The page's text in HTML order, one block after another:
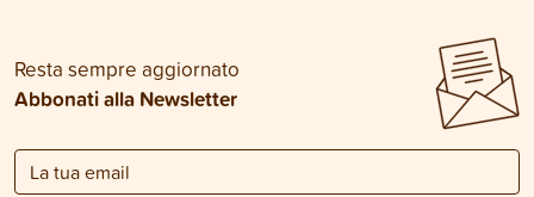
Resta sempre aggiornato
Abbonati alla Newsletter